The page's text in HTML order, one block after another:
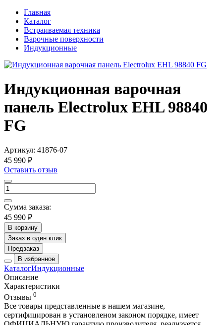
Главная
Каталог
Встраиваемая техника
Варочные поверхности
Индукционные
Индукционная варочная
панель Electrolux EHL 98840
FG
Артикул: 41876-07
45 990 ₽
Оставить отзыв
Сумма заказа:
45 990 ₽
В корзину
Заказ в один клик
Предзаказ
В избранное
КаталогИндукционные
Описание
Характеристики
Отзывы 0
Все товары представленные в нашем магазине,
сертифицирован в установленом законом порядке, имеет